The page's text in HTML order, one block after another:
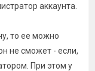
аккаунта.
то ее можно
не сможет - если,
При этом у